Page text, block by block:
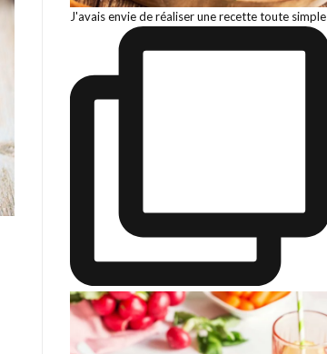
J'avais envie de réaliser une recette toute simple